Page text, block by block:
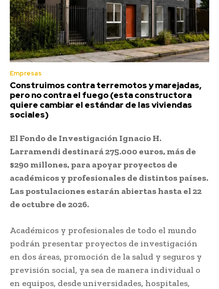
Empresas
Construimos contra terremotos y marejadas,
pero no contra el fuego (esta constructora
quiere cambiar el estándar de las viviendas
sociales)
El Fondo de Investigación Ignacio H.
Larramendi destinará 275.000 euros, más de
$290 millones, para apoyar proyectos de
académicos y profesionales de distintos países.
Las postulaciones estarán abiertas hasta el 22
de octubre de 2026.
Académicos y profesionales de todo el mundo
podrán presentar proyectos de investigación
en dos áreas, promoción de la salud y seguros y
previsión social, ya sea de manera individual o
en equipos, desde universidades, hospitales,